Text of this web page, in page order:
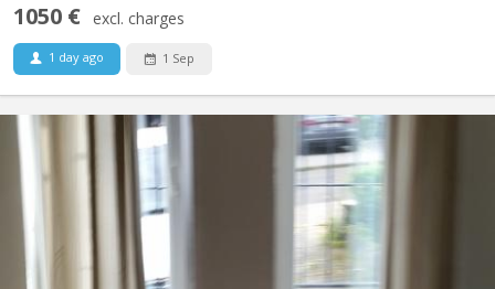
1050 € excl. charges
1 day ago 1 Sep
Appartement tout confort aux Bruyères composé de : - Grande
chambre séparée et une autre pièce/bureau ou ch. avec meubles
à disposition. - Salon et Sam meublés, - WC séparé avec lave-
mains, tablette et miroir - Cuisine équipée avec grand four
électrique, 4 taques électrique Indiction, frigo,...